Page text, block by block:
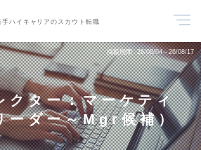
手ハイキャリアのスカウト転職
掲載期間 26/08/04～26/08/17
クター：マーケティ
ーダー～Mgr候補）